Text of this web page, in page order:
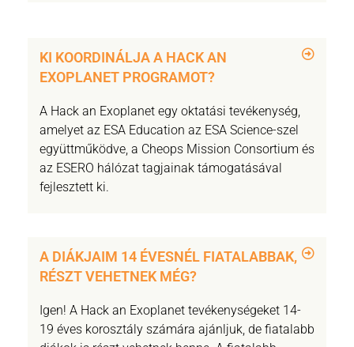
KI KOORDINÁLJA A HACK AN
EXOPLANET PROGRAMOT?
A Hack an Exoplanet egy oktatási tevékenység,
amelyet az ESA Education az ESA Science-szel
együttműködve, a Cheops Mission Consortium és
az ESERO hálózat tagjainak támogatásával
fejlesztett ki.
A DIÁKJAIM 14 ÉVESNÉL FIATALABBAK,
RÉSZT VEHETNEK MÉG?
Igen! A Hack an Exoplanet tevékenységeket 14-
19 éves korosztály számára ajánljuk, de fiatalabb